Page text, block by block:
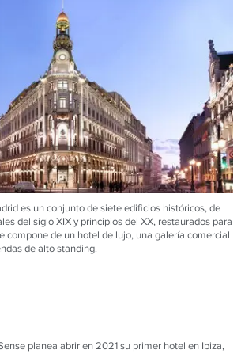
es un conjunto de siete edificios históricos, de
del siglo XIX y principios del XX, restaurados para
compone de un hotel de lujo, una galería comercial
de alto standing.
planea abrir en 2021 su primer hotel en Ibiza,